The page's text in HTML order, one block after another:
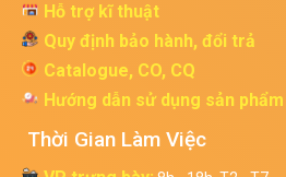
Hỗ trợ kĩ thuật
Quy định bảo hành, đổi trả
Catalogue, CO, CQ
Hướng dẫn sử dụng sản phẩm
Thời Gian Làm Việc